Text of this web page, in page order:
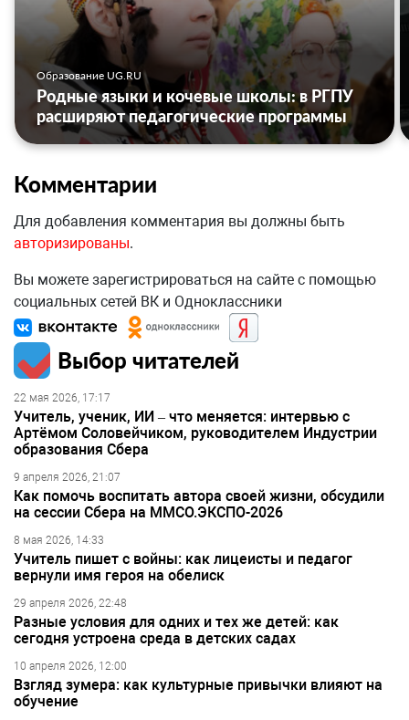
Образование UG.RU
Родные языки и кочевые школы: в РГПУ
расширяют педагогические программы
Комментарии
Для добавления комментария вы должны быть
авторизированы.
Вы можете зарегистрироваться на сайте с помощью
социальных сетей ВК и Одноклассники
Выбор читателей
22 мая 2026, 17:17
Учитель, ученик, ИИ – что меняется: интервью с
Артёмом Соловейчиком, руководителем Индустрии
образования Сбера
9 апреля 2026, 21:07
Как помочь воспитать автора своей жизни, обсудили
на сессии Сбера на ММСО.ЭКСПО-2026
8 мая 2026, 14:33
Учитель пишет с войны: как лицеисты и педагог
вернули имя героя на обелиск
29 апреля 2026, 22:48
Разные условия для одних и тех же детей: как
сегодня устроена среда в детских садах
10 апреля 2026, 12:00
Взгляд зумера: как культурные привычки влияют на
обучение